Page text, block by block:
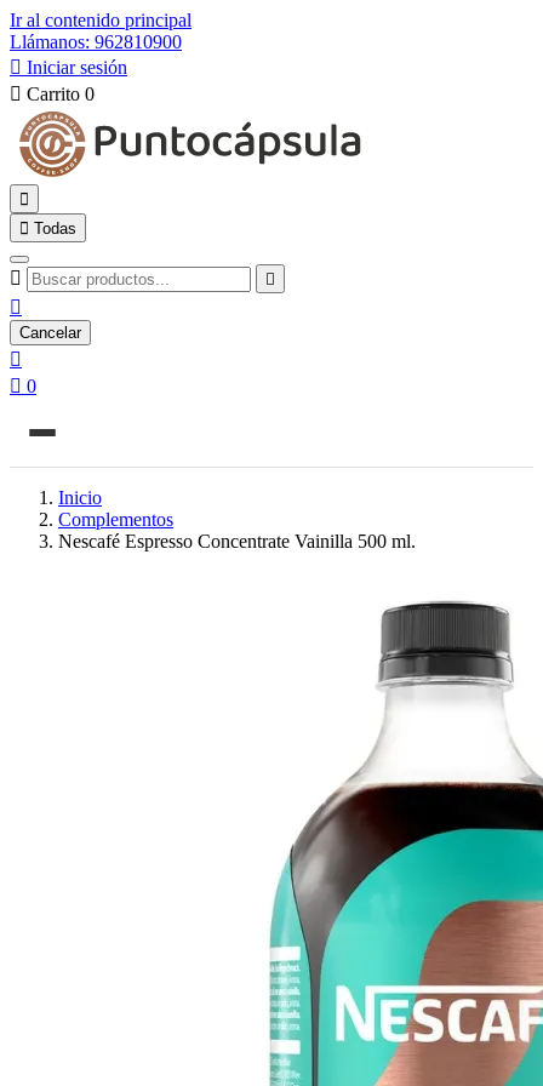
Ir al contenido principal
Llámanos: 962810900
 Iniciar sesión
 Carrito 0

 Todas
 

Cancelar

 0
Inicio
Complementos
Nescafé Espresso Concentrate Vainilla 500 ml.